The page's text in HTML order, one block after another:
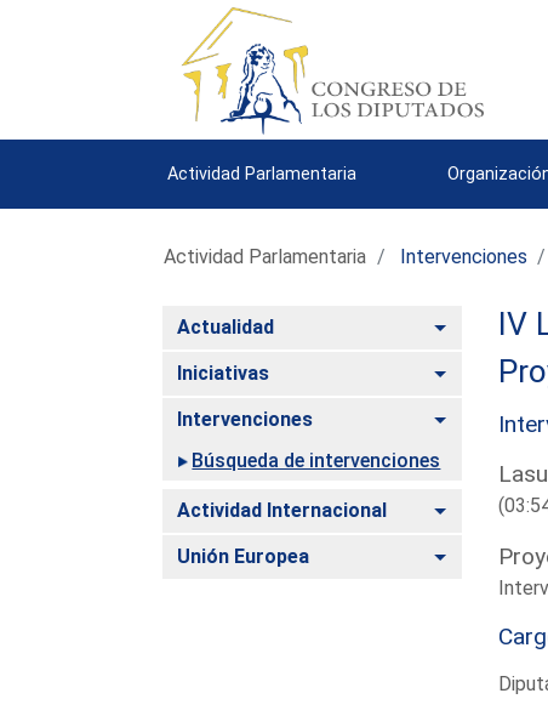
Actividad Parlamentaria
Actividad Parlamentaria Intervenciones
Actualidad Alternar
Iniciativas Alternar
Intervenciones
Alternar
Búsqueda de intervenciones
Actividad Internacional Alternar
Unión Europea Alternar
IV